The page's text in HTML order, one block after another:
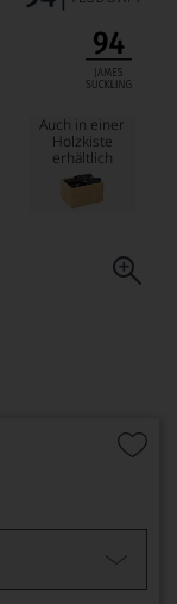
Auch in einer
Holzkiste
erhältlich